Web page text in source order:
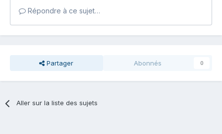
Répondre à ce sujet…
Partager Abonnés 0
Aller sur la liste des sujets